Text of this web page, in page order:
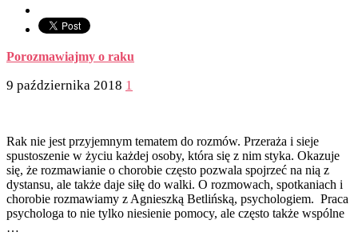
Porozmawiajmy o raku
9 października 2018 1
Rak nie jest przyjemnym tematem do rozmów. Przeraża i sieje
spustoszenie w życiu każdej osoby, która się z nim styka. Okazuje
się, że rozmawianie o chorobie często pozwala spojrzeć na nią z
dystansu, ale także daje siłę do walki. O rozmowach, spotkaniach i
chorobie rozmawiamy z Agnieszką Betlińską, psychologiem. Praca
psychologa to nie tylko niesienie pomocy, ale często także wspólne
…